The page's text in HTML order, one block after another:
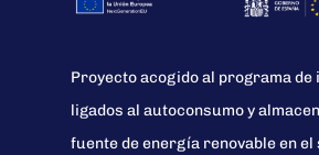
Proyecto acogido al programa de
ligados al autoconsumo y
fuente de energía renovable en